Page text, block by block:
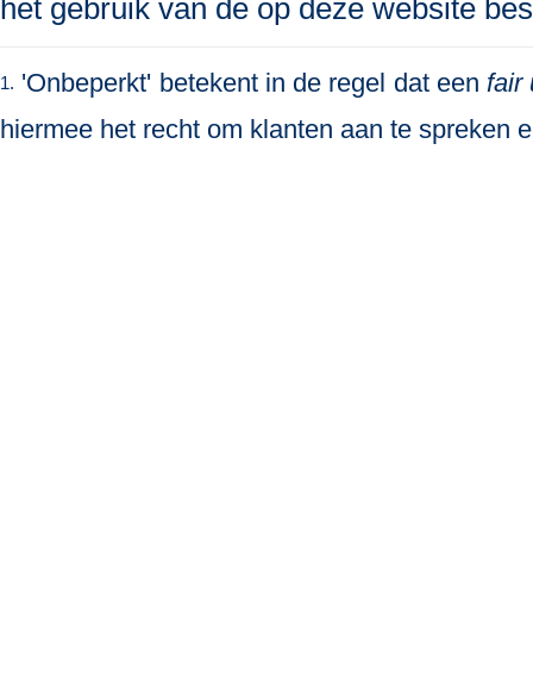
het gebruik van de op deze website
1. 'Onbeperkt' betekent in de regel dat een fair
hiermee het recht om klanten aan te spreken